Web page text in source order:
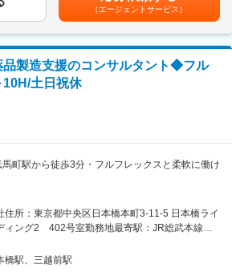
細胞治療（再生治療）をメインとして力を入れて
免疫治療や幹細胞治療(再生医療)を希望されてい
とした海外の患者様も多くいらっしゃいます)
すべてを尽くす」を掲げ、がん治療における選
ております。
士、研究者、事務スタッフ──すべての職種が一
者様の“生きたい”という想いに寄り添い、全力
定める業務
まとめや子会社のCFOなどを任される人材へと成
在籍しており、20代後半～30代前半の社員が多
京都それぞれに社員が在籍しております。
のため、業務範囲が広く、経理に限らず人事労務
フィスを総合的に見ることが可能です。視野が広
社のIPO準備に携われる、またとない機会です。
近畿大学のゲノム編集に係る共同研究の成果を社
ー企業です。DNAを狙って刺激を与え、その自然
異が起きる欠失型ゲノム編集は、これまで品種改
て行われてきたプロセスを高速で再現するための
。月給(月額)は固定手当を含めた表記です。
（エージェントサービス）
品製造支援のコンサルタント◆フル
土日祝休
馬町駅から徒歩3分・フルフレックスと柔軟に働け
医療等製品等の製造に関するコンサルティングを
品製造支援コンサルティングをお任せします。バ
療等製品の製造支援・CMC・CDMO立ち上げ
住所：東京都中央区日本橋本町3-11-5 日本橋ライ
ィング2 402号室勤務地最寄駅：JR総武本線／
対策：屋内喫煙可能場所あり変更の範囲：会社の
橋駅、三越前駅